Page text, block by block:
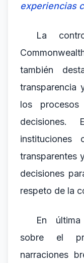
experiencias
La
también
transparencia
los
decisiones.
instituciones
transparentes
decisiones
respeto de la
En
sobre el
narraciones